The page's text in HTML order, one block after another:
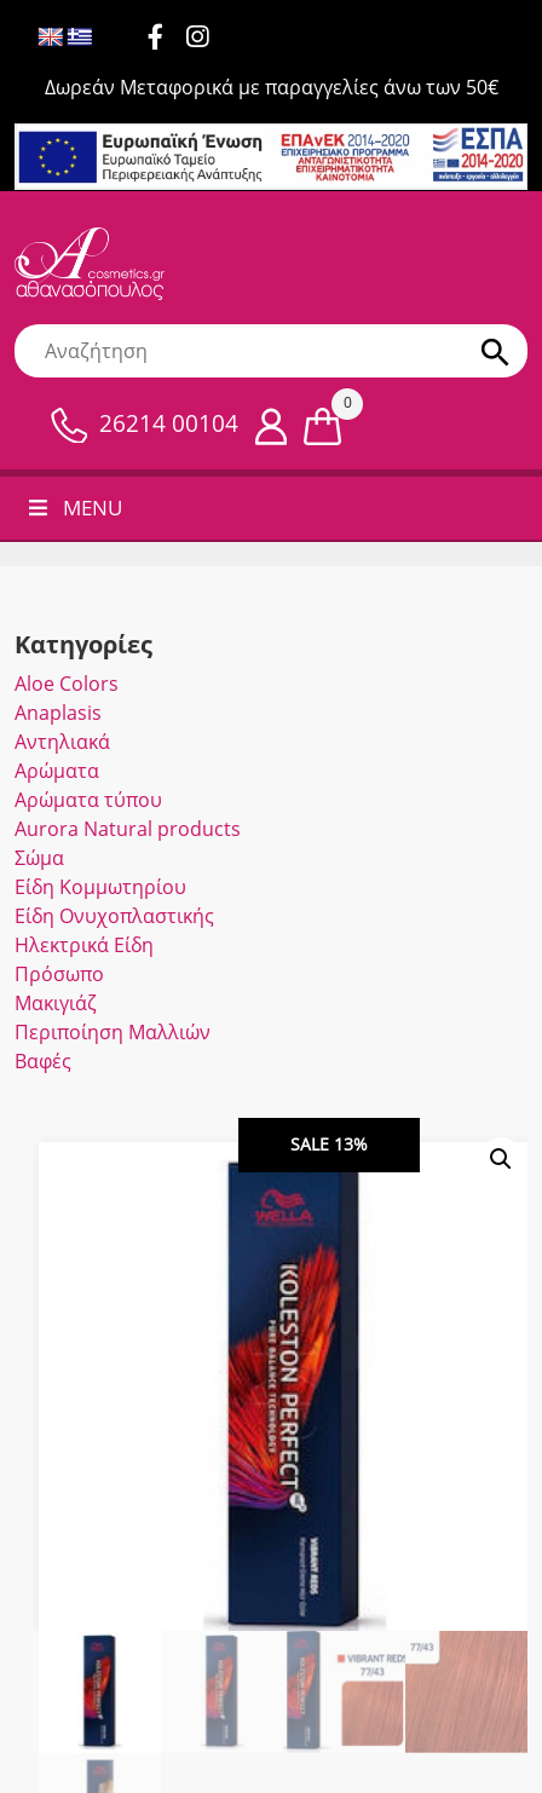
Δωρεάν Μεταφορικά με παραγγελίες άνω των 50€
26214 00104
0
MENU
Κατηγορίες
Αloe Colors
Anaplasis
Αντηλιακά
Αρώματα
Αρώματα τύπου
Αurora Νatural products
Σώμα
Είδη Κομμωτηρίου
Είδη Ονυχοπλαστικής
Ηλεκτρικά Είδη
Πρόσωπο
Μακιγιάζ
Περιποίηση Μαλλιών
Βαφές
SALE 13%